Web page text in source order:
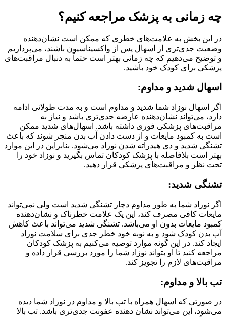
چه زمانی به پزشک مراجعه کنیم؟
در این بخش به علامت‌های خطری که ممکن است نشان‌دهنده
وضعیت جدی‌تری از اسهال پس از واکسیناسیون باشند، می‌پردازیم
و توضیح می‌دهیم که چه زمانی بهتر است حتماً به دنبال مراقبت‌های
پزشکی برای کودک خود باشید.
اسهال شدید و مداوم:
اگر اسهال نوزاد شما شدید و مداوم است و به مدت طولانی ادامه
دارد، می‌تواند نشان‌دهنده عارضه جدی‌تری باشد و نیاز به
مراقبت‌های پزشکی فوری داشته باشد. اسهال‌های شدید ممکن
است به کمبود مایعات و از دست دادن آب بدن منجر شوند که باعث
تشنگی شدید و دی هیدراته شدن نوزاد می‌شود. بنابراین در این موارد
بهتر است بلافاصله با پزشک کودکان تماس بگیرید و نوزاد خود را
تحت نظر و مراقبت‌های پزشکی قرار دهید.
تشنگی شدید:
اگر نوزاد شما به طور مداوم دچار تشنگی شدید است ولی نمی‌تواند
مایعات کافی مصرف کند، این یک علامت خطرناک و نشان‌دهنده
کمبود مایعات بدون او می‌باشد. تشنگی شدید می‌تواند باعث کاهش
آب بدن کودک شود و به نوبه خود خطر جدی برای سلامت نوزاد
ایجاد کند. در این گونه موارد توصیه می‌کنیم به پزشک کودکان
مراجعه کنید تا او بتواند نوزاد شما را مورد بررسی قرار داده و
مراقبت‌های لازم را تجویز کند.
تب بالا و مداوم:
در صورتی که اسهال همراه با تب بالا و مداوم در نوزاد شما دیده
می‌شود، این می‌تواند نشان‌ دهنده عفونت جدی‌تری باشد. تب بالا